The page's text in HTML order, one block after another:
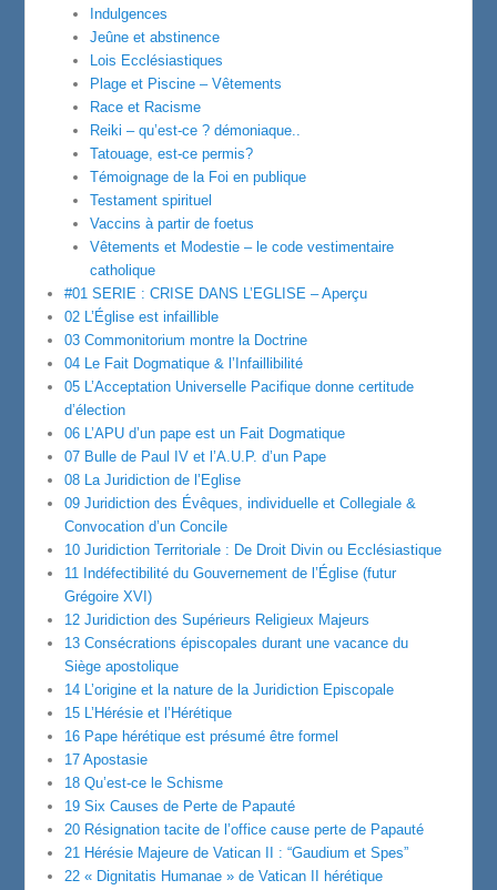
Indulgences
Jeûne et abstinence
Lois Ecclésiastiques
Plage et Piscine – Vêtements
Race et Racisme
Reiki – qu’est-ce ? démoniaque..
Tatouage, est-ce permis?
Témoignage de la Foi en publique
Testament spirituel
Vaccins à partir de foetus
Vêtements et Modestie – le code vestimentaire
catholique
#01 SERIE : CRISE DANS L’EGLISE – Aperçu
02 L’Église est infaillible
03 Commonitorium montre la Doctrine
04 Le Fait Dogmatique & l’Infaillibilité
05 L’Acceptation Universelle Pacifique donne certitude
d’élection
06 L’APU d’un pape est un Fait Dogmatique
07 Bulle de Paul IV et l’A.U.P. d’un Pape
08 La Juridiction de l’Eglise
09 Juridiction des Évêques, individuelle et Collegiale &
Convocation d’un Concile
10 Juridiction Territoriale : De Droit Divin ou Ecclésiastique
11 Indéfectibilité du Gouvernement de l’Église (futur
Grégoire XVI)
12 Juridiction des Supérieurs Religieux Majeurs
13 Consécrations épiscopales durant une vacance du
Siège apostolique
14 L’origine et la nature de la Juridiction Episcopale
15 L’Hérésie et l’Hérétique
16 Pape hérétique est présumé être formel
17 Apostasie
18 Qu’est-ce le Schisme
19 Six Causes de Perte de Papauté
20 Résignation tacite de l’office cause perte de Papauté
21 Hérésie Majeure de Vatican II : “Gaudium et Spes”
22 « Dignitatis Humanae » de Vatican II hérétique